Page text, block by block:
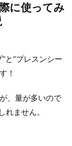
に使ってみ
と”プレスンシー
！
、量が多いので
ません。